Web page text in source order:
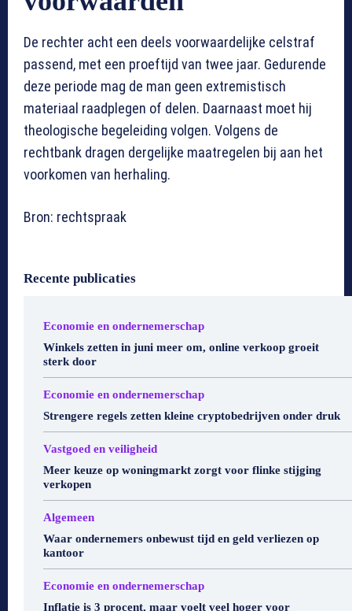
De rechter acht een deels voorwaardelijke celstraf
passend, met een proeftijd van twee jaar. Gedurende
deze periode mag de man geen extremistisch
materiaal raadplegen of delen. Daarnaast moet hij
theologische begeleiding volgen. Volgens de
rechtbank dragen dergelijke maatregelen bij aan het
voorkomen van herhaling.
Bron: rechtspraak
Recente publicaties
Economie en ondernemerschap
Winkels zetten in juni meer om, online verkoop groeit
sterk door
Economie en ondernemerschap
Strengere regels zetten kleine cryptobedrijven onder druk
Vastgoed en veiligheid
Meer keuze op woningmarkt zorgt voor flinke stijging
verkopen
Algemeen
Waar ondernemers onbewust tijd en geld verliezen op
kantoor
Economie en ondernemerschap
Inflatie is 3 procent, maar voelt veel hoger voor